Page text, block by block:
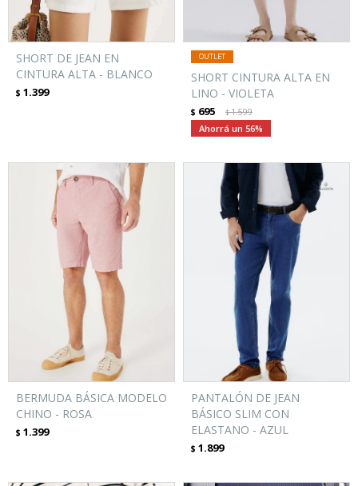
SHORT DE JEAN EN
CINTURA ALTA - BLANCO
$ 1.399
SHORT CINTURA ALTA EN
LINO - VIOLETA
$ 695 $1.599
56
BERMUDA BÁSICA MODELO
CHINO - ROSA
$ 1.399
PANTALÓN DE JEAN
BÁSICO SLIM CON
ELASTANO - AZUL
$ 1.899